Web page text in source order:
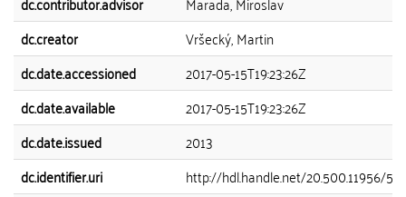
dc.creator
Vršecký, Martin
dc.date.accessioned
2017-05-15T19:23:26Z
dc.date.available
2017-05-15T19:23:26Z
dc.date.issued
2013
dc.identifier.uri
http://hdl.handle.net/20.500.11956/